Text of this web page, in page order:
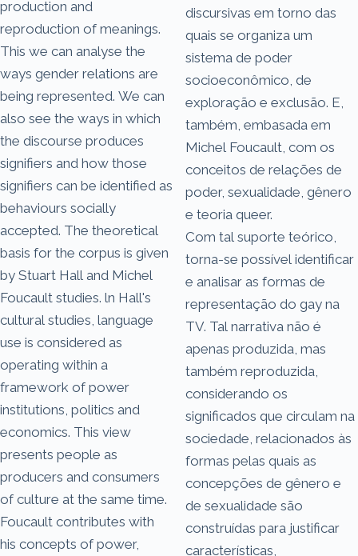
production and
reproduction of meanings.
This we can analyse the
ways gender relations are
being represented. We can
also see the ways in which
the discourse produces
signifiers and how those
signifiers can be identified as
behaviours socially
accepted. The theoretical
basis for the corpus is given
by Stuart Hall and Michel
Foucault studies. ln Hall's
cultural studies, language
use is considered as
operating within a
framework of power
institutions, politics and
economics. This view
presents people as
producers and consumers
of culture at the same time.
Foucault contributes with
his concepts of power,
discursivas em torno das
quais se organiza um
sistema de poder
socioeconômico, de
exploração e exclusão. E,
também, embasada em
Michel Foucault, com os
conceitos de relações de
poder, sexualidade, gênero
e teoria queer.
Com tal suporte teórico,
torna-se possível identificar
e analisar as formas de
representação do gay na
TV. Tal narrativa não é
apenas produzida, mas
também reproduzida,
considerando os
significados que circulam na
sociedade, relacionados às
formas pelas quais as
concepções de gênero e
de sexualidade são
construídas para justificar
características,